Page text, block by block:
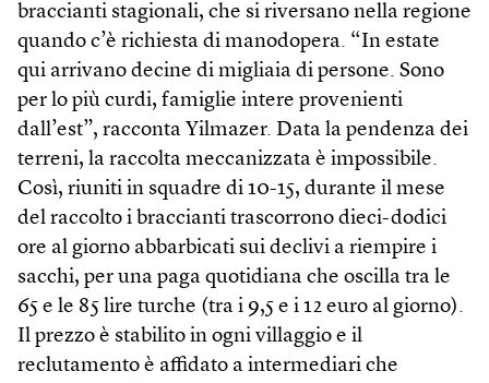
braccianti stagionali, che si riversano nella regione
quando c’è richiesta di manodopera. “In estate
qui arrivano decine di migliaia di persone. Sono
per lo più curdi, famiglie intere provenienti
dall’est”, racconta Yilmazer. Data la pendenza dei
terreni, la raccolta meccanizzata è impossibile.
Così, riuniti in squadre di 10-15, durante il mese
del raccolto i braccianti trascorrono dieci-dodici
ore al giorno abbarbicati sui declivi a riempire i
sacchi, per una paga quotidiana che oscilla tra le
65 e le 85 lire turche (tra i 9,5 e i 12 euro al giorno).
Il prezzo è stabilito in ogni villaggio e il
reclutamento è affidato a intermediari che